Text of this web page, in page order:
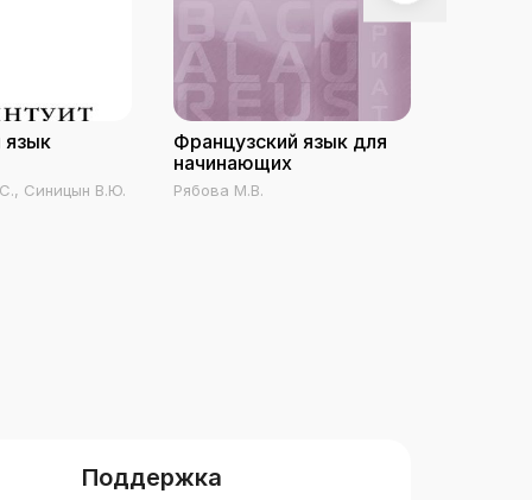
язык
Синицын В.Ю.
Французский язык для
начинающих
Рябова М.В.
Поддержка